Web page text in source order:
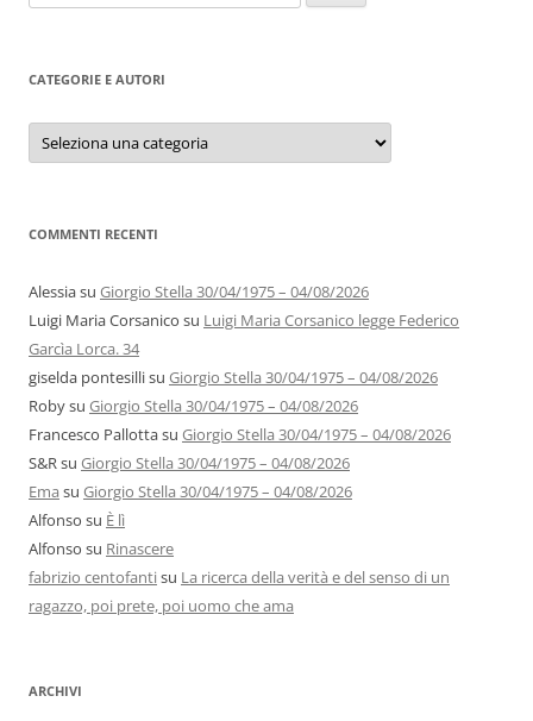
per:
CATEGORIE E AUTORI
Categorie
autori
COMMENTI RECENTI
Alessiasu Giorgio Stella 30/04/1975 – 04/08/2026
Luigi Maria Corsanico su Luigi Maria Corsanico legge Federico
Garcìa Lorca. 34
giselda pontesillisu Giorgio Stella 30/04/1975 – 04/08/2026
Robysu Giorgio Stella 30/04/1975 – 04/08/2026
Francesco Pallottasu Giorgio Stella 30/04/1975 – 04/08/2026
S&Rsu Giorgio Stella 30/04/1975 – 04/08/2026
Ema su Giorgio Stella 30/04/1975 – 04/08/2026
Alfonso su È lì
Alfonso su Rinascere
fabrizio centofantisu La ricerca della verità e del senso di un
ragazzo, poi prete, poi uomo che ama
ARCHIVI